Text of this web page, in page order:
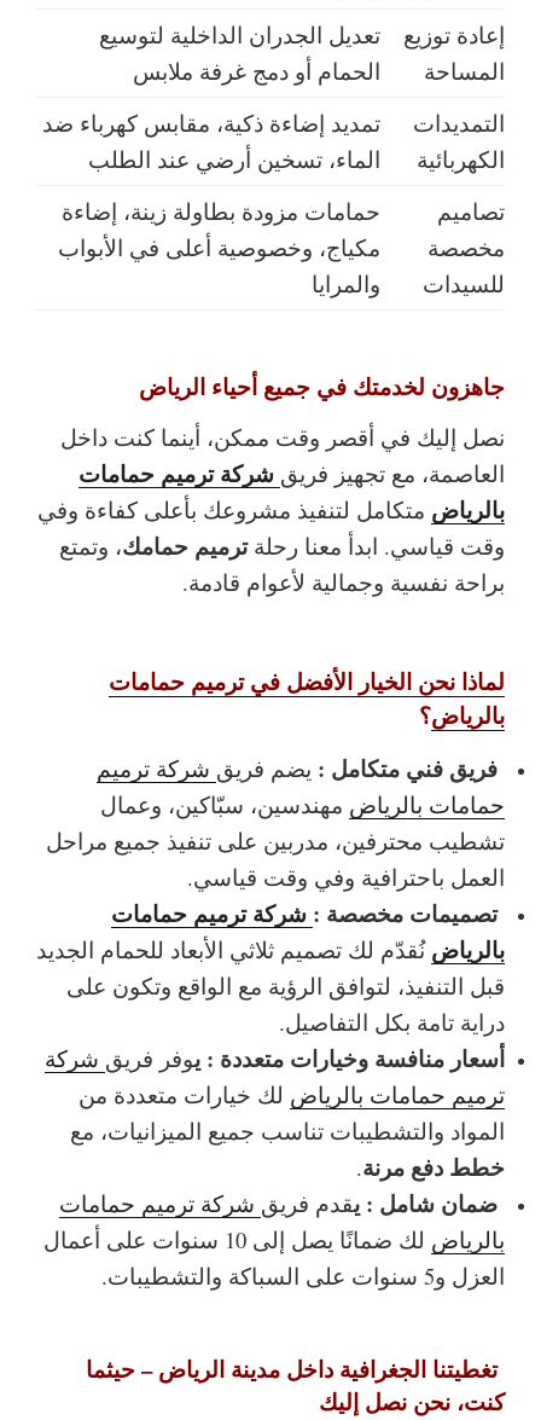
إعادة توزيع
المساحة
تعديل الجدران الداخلية لتوسيع
الحمام أو دمج غرفة ملابس
التمديدات
الكهربائية
تمديد إضاءة ذكية، مقابس كهرباء ضد
الماء، تسخين أرضي عند الطلب
تصاميم
مخصصة
للسيدات
حمامات مزودة بطاولة زينة، إضاءة
مكياج، وخصوصية أعلى في الأبواب
والمرايا
جاهزون لخدمتك في جميع أحياء الرياض
نصل إليك في أقصر وقت ممكن، أينما كنت داخل
العاصمة، مع تجهيز فريق شركة ترميم حمامات
بالرياض متكامل لتنفيذ مشروعك بأعلى كفاءة وفي
وقت قياسي. ابدأ معنا رحلةترميم حمامك، وتمتع
براحة نفسية وجمالية لأعوام قادمة.
لماذا نحن الخيار الأفضل في ترميم حمامات
بالرياض؟
فريق فني متكامل : يضم فريق شركة ترميم
حمامات بالرياض مهندسين، سبّاكين، وعمال
تشطيب محترفين، مدربين على تنفيذ جميع مراحل
العمل باحترافية وفي وقت قياسي.
تصميمات مخصصة : شركة ترميم حمامات
بالرياض نُقدّم لك تصميم ثلاثي الأبعاد للحمام الجديد
قبل التنفيذ، لتوافق الرؤية مع الواقع وتكون على
دراية تامة بكل التفاصيل.
أسعار منافسة وخيارات متعددة : يوفر فريق شركة
ترميم حمامات بالرياض لك خيارات متعددة من
المواد والتشطيبات تناسب جميع الميزانيات، مع
خطط دفع مرنة.
ضمان شامل : يقدم فريق شركة ترميم حمامات
بالرياض
لك ضمانًا يصل إلى 10 سنوات على أعمال
العزل و5 سنوات على السباكة والتشطيبات.
تغطيتنا الجغرافية داخل مدينة الرياض – حيثما
كنت، نحن نصل إليك